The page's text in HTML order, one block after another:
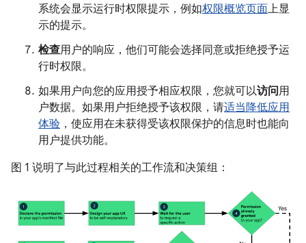
系统会显示运行时权限提示，例如权限概览页面上显
示的提示。
检查用户的响应，他们可能会选择同意或拒绝授予运
行时权限。
如果用户向您的应用授予相应权限，您就可以访问用
户数据。如果用户拒绝授予该权限，请适当降低应用
体验 ，使应用在未获得受该权限保护的信息时也能向
用户提供功能。
图 1 说明了与此过程相关的工作流和决策组：